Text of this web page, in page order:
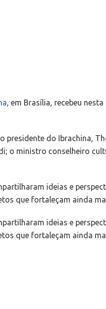
, em Brasília, recebeu
presidente do Ibrachina,
o ministro conselheiro
ideias e
que fortaleçam ainda
ideias e
que fortaleçam ainda